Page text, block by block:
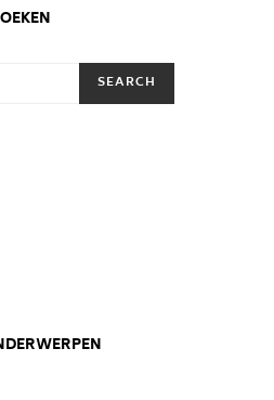
SEARCH